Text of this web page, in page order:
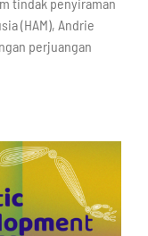
tindak penyiraman
(HAM), Andrie
perjuangan